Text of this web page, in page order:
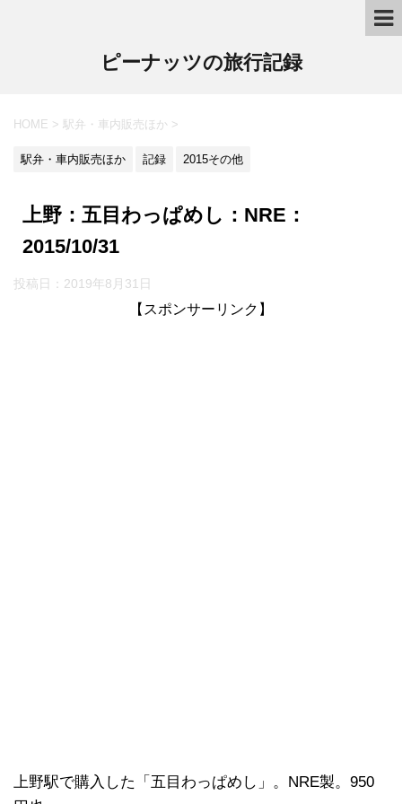
ピーナッツの旅行記録
HOME > 駅弁・車内販売ほか >
駅弁・車内販売ほか 記録 2015その他
上野：五目わっぱめし：NRE：
2015/10/31
投稿日：2019年8月31日
【スポンサーリンク】
上野駅で購入した「五目わっぱめし」。NRE製。950